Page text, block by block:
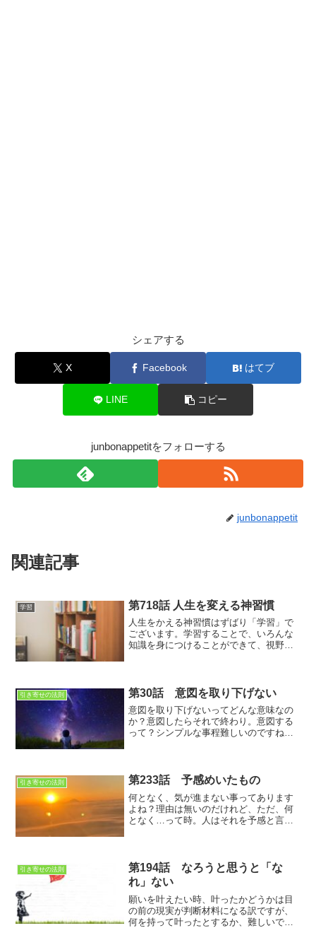
シェアする
X Facebook はてブ
LINE コピー
junbonappetitをフォローする
junbonappetit
関連記事
学習 第718話 人生を変える神習慣
人生をかえる神習慣はずばり「学習」で
ございます。学習することで、いろんな
知識を身につけることができて、視野が
引き寄せの法則 第30話 意図を取り下げない
意図を取り下げないってどんな意味なの
か？意図したらそれで終わり。意図する
って？シンプルな事程難しいのですね。
引き寄せの法則 第233話 予感めいたもの
何となく、気が進まない事ってあります
よね？理由は無いのだけれど、ただ、何
となく…って時。人はそれを予感と言い
引き寄せの法則
第194話 なろうと思うと「な
れ」ない
願いを叶えたい時、叶ったかどうかは目
の前の現実が判断材料になる訳ですが、
何を持って叶ったとするか、難しいです